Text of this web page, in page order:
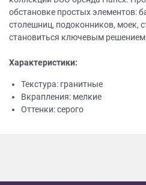
обстановке простых элементов:
столешниц, подоконников, моек,
становиться ключевым решением
Характеристики:
Текстура: гранитные
Вкрапления: мелкие
Оттенки: серого